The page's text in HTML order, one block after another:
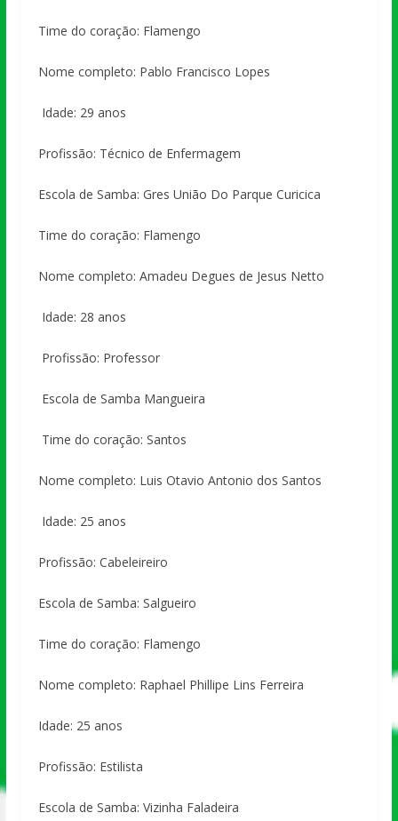
Time do coração: Flamengo
Nome completo: Pablo Francisco Lopes
Idade: 29 anos
Profissão: Técnico de Enfermagem
Escola de Samba: Gres União Do Parque Curicica
Time do coração: Flamengo
Nome completo: Amadeu Degues de Jesus Netto
Idade: 28 anos
Profissão: Professor
Escola de Samba Mangueira
Time do coração: Santos
Nome completo: Luis Otavio Antonio dos Santos
Idade: 25 anos
Profissão: Cabeleireiro
Escola de Samba: Salgueiro
Time do coração: Flamengo
Nome completo: Raphael Phillipe Lins Ferreira
Idade: 25 anos
Profissão: Estilista
Escola de Samba: Vizinha Faladeira